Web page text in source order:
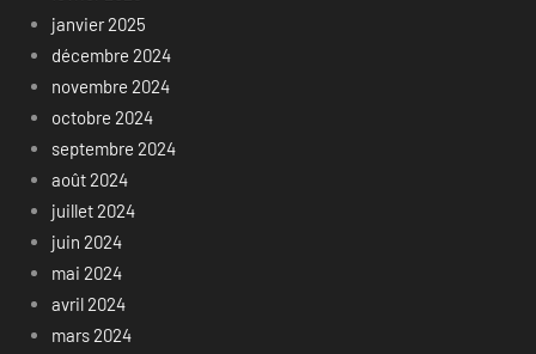
janvier 2025
décembre 2024
novembre 2024
octobre 2024
septembre 2024
août 2024
juillet 2024
juin 2024
mai 2024
avril 2024
mars 2024